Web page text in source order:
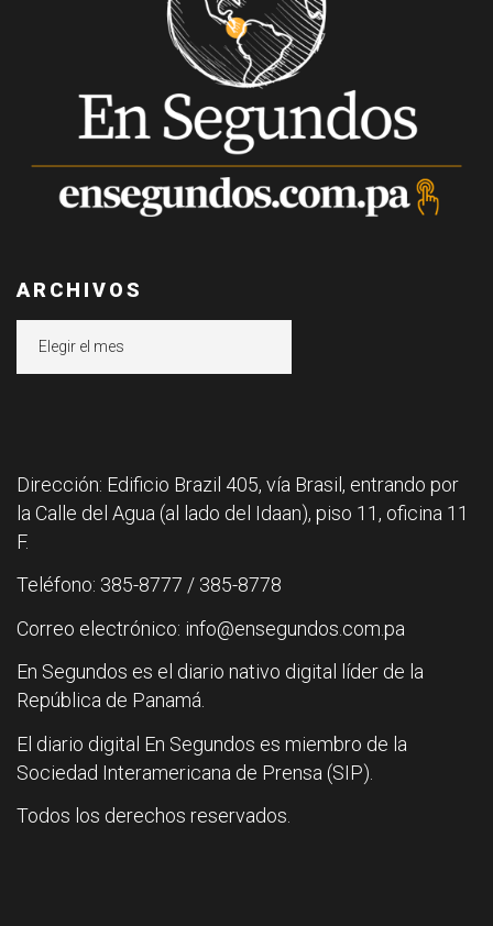
ARCHIVOS
Dirección: Edificio Brazil 405, vía Brasil, entrando por
la Calle del Agua (al lado del Idaan), piso 11, oficina 11
F.
Teléfono: 385-8777 / 385-8778
Correo electrónico: info@ensegundos.com.pa
En Segundos es el diario nativo digital líder de la
República de Panamá.
El diario digital En Segundos es miembro de la
Sociedad Interamericana de Prensa (SIP).
Todos los derechos reservados.